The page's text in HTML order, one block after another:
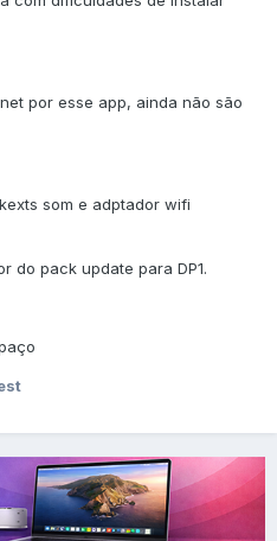
por esse app, ainda não são
som e adptador wifi
do pack update para DP1.